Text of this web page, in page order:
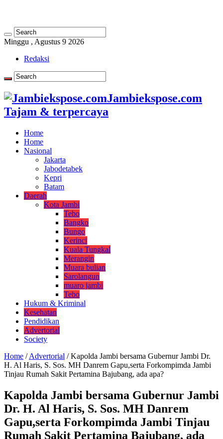
Minggu , Agustus 9 2026
Redaksi
Jambiekspose.com
Tajam & terpercaya
Home
Home
Nasional
Jakarta
Jabodetabek
Kepri
Batam
Daerah
Kota Jambi
Tebo
Bangko
Bungo
Kerinci
Kuala Tungkal
Merangin
Muara bulian
Sarolangun
muaro jambi
Tebo
Hukum & Kriminal
Kesehatan
Pendidikan
Advertorial
Society
Home / Advertorial / Kapolda Jambi bersama Gubernur Jambi Dr.
H. Al Haris, S. Sos. MH Danrem Gapu,serta Forkompimda Jambi
Tinjau Rumah Sakit Pertamina Bajubang, ada apa?
Kapolda Jambi bersama Gubernur Jambi
Dr. H. Al Haris, S. Sos. MH Danrem
Gapu,serta Forkompimda Jambi Tinjau
Rumah Sakit Pertamina Bajubang, ada